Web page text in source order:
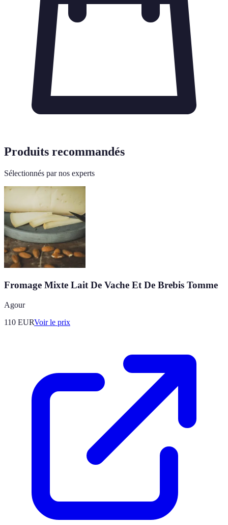
Produits recommandés
Sélectionnés par nos experts
Fromage Mixte Lait De Vache Et De Brebis Tomme
Agour
110 EURVoir le prix